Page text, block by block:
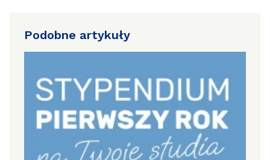
Podobne artykuły